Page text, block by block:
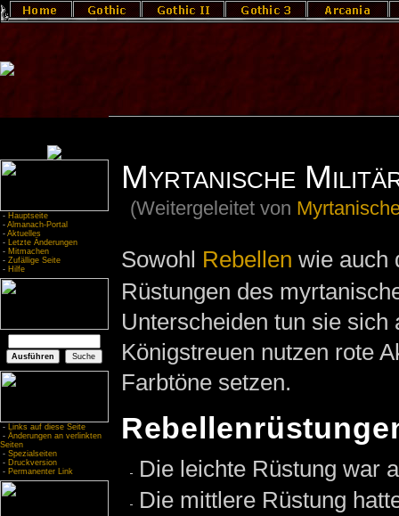
- Hauptseite
- Almanach-Portal
- Aktuelles
- Letzte Änderungen
- Mitmachen
- Zufällige Seite
- Hilfe
- Links auf diese Seite
- Änderungen an verlinkten
Seiten
- Spezialseiten
- Druckversion
- Permanenter Link
Myrtanische
(Weitergeleitet von
Sowohl Rebellen wie auch
Rüstungen des
Unterscheiden tun sie
Königstreuen nutzen rote
Farbtöne setzen.
Die leichte Rüstung war
Die mittlere Rüstung